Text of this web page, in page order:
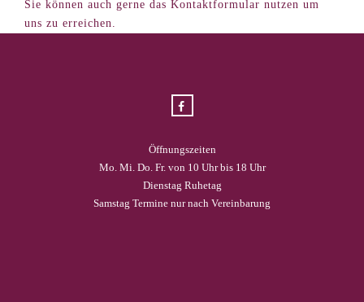
Sie können auch gerne das Kontaktformular nutzen um
uns zu erreichen.
Öffnungszeiten
Mo. Mi. Do. Fr. von 10 Uhr bis 18 Uhr
Dienstag Ruhetag
Samstag Termine nur nach Vereinbarung